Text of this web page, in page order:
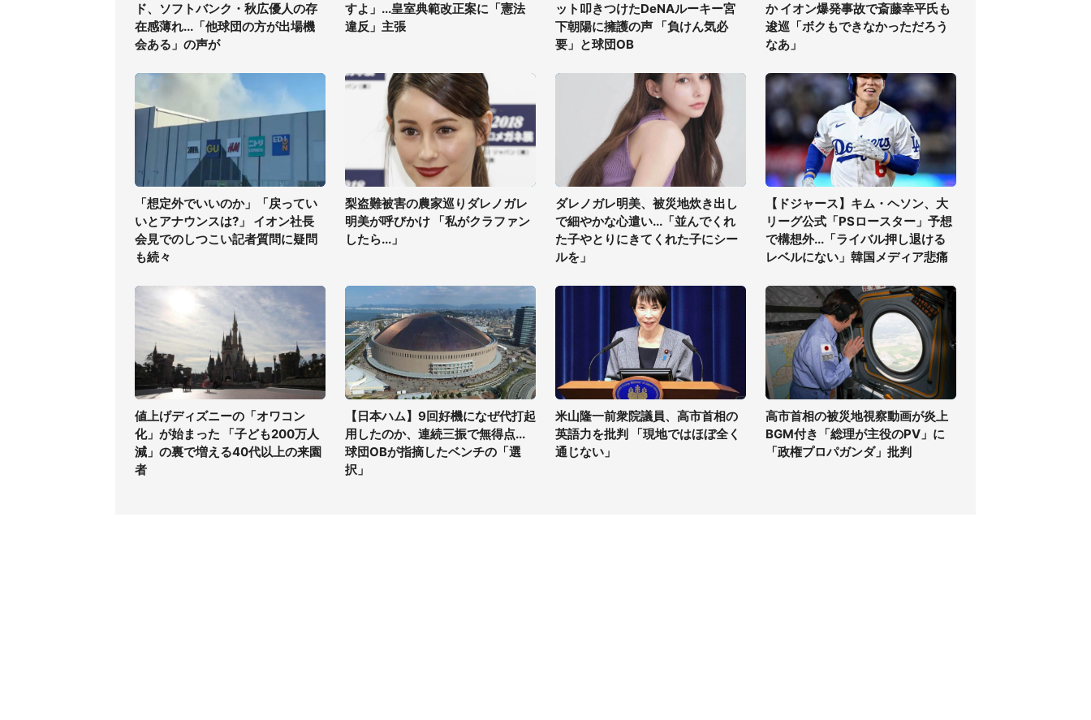
ド、ソフトバンク・秋広優人の存
在感薄れ...「他球団の方が出場機
会ある」の声が
すよ」...皇室典範改正案に「憲法
違反」主張
ット叩きつけたDeNAルーキー宮
下朝陽に擁護の声 「負けん気必
要」と球団OB
か イオン爆発事故で斎藤幸平氏も
逡巡「ボクもできなかっただろう
なあ」
「想定外でいいのか」「戻ってい
いとアナウンスは?」 イオン社長
会見でのしつこい記者質問に疑問
も続々
梨盗難被害の農家巡りダレノガレ
明美が呼びかけ 「私がクラファン
したら...」
ダレノガレ明美、被災地炊き出し
で細やかな心遣い...「並んでくれ
た子やとりにきてくれた子にシー
ルを」
【ドジャース】キム・ヘソン、大
リーグ公式「PSロースター」予想
で構想外...「ライバル押し退ける
レベルにない」韓国メディア悲痛
値上げディズニーの「オワコン
化」が始まった 「子ども200万人
減」の裏で増える40代以上の来園
者
【日本ハム】9回好機になぜ代打起
用したのか、連続三振で無得点...
球団OBが指摘したベンチの「選
択」
米山隆一前衆院議員、高市首相の
英語力を批判 「現地ではほぼ全く
通じない」
高市首相の被災地視察動画が炎上
BGM付き「総理が主役のPV」に
「政権プロパガンダ」批判